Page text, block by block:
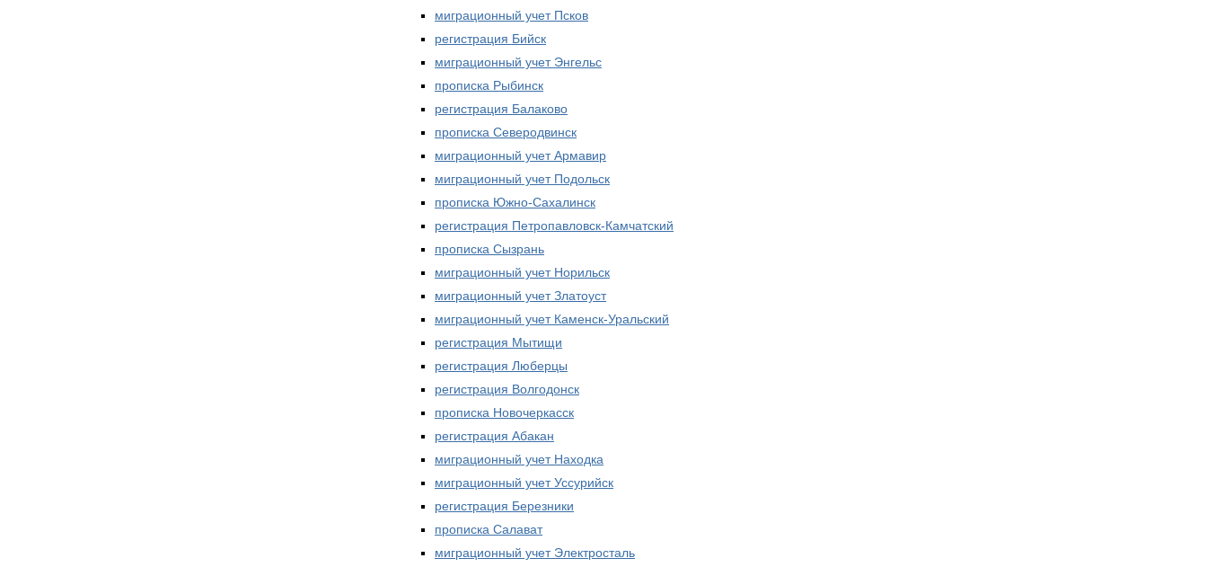
миграционный учет Псков
регистрация Бийск
миграционный учет Энгельс
прописка Рыбинск
регистрация Балаково
прописка Северодвинск
миграционный учет Армавир
миграционный учет Подольск
прописка Южно-Сахалинск
регистрация Петропавловск-Камчатский
прописка Сызрань
миграционный учет Норильск
миграционный учет Златоуст
миграционный учет Каменск-Уральский
регистрация Мытищи
регистрация Люберцы
регистрация Волгодонск
прописка Новочеркасск
регистрация Абакан
миграционный учет Находка
миграционный учет Уссурийск
регистрация Березники
прописка Салават
миграционный учет Электросталь